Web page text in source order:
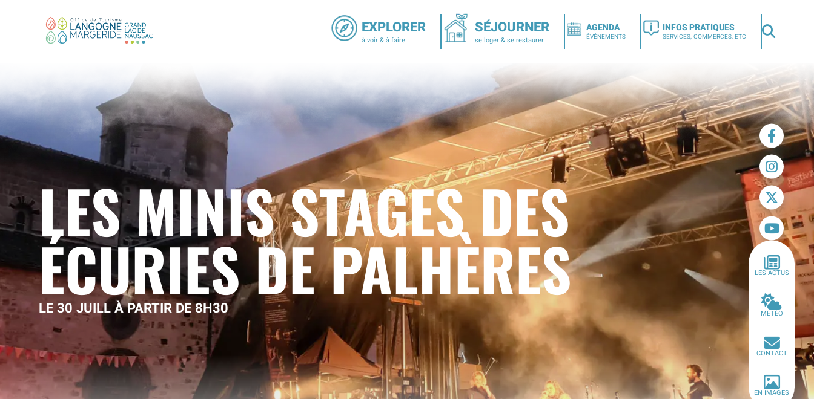
EXPLORER
à voir & à faire
SÉJOURNER
se loger & se restaurer
AGENDA
ÉVÉNEMENTS
INFOS PRATIQUES
SERVICES, COMMERCES, ETC
LES MINIS STAGES DES
ÉCURIES DE PALHÈRES
LE 30 JUILL À PARTIR DE 8H30
LES ACTUS
MÉTÉO
CONTACT
EN IMAGES